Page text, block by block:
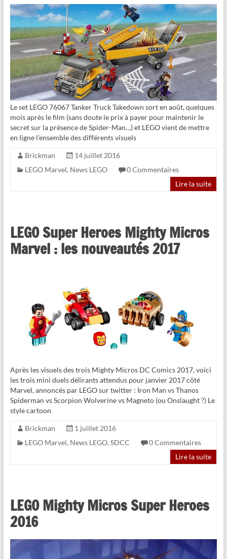
Le set LEGO 76067 Tanker Truck Takedown sort en août, quelques
mois après le film (sans doute le prix à payer pour maintenir le
secret sur la présence de Spider-Man…) et LEGO vient de mettre
en ligne l’ensemble des différents visuels
Brickman
14 juillet 2016
LEGO Marvel, News LEGO
0 Commentaires
Lire la suite
LEGO Super Heroes Mighty Micros
Marvel : les nouveautés 2017
Après les visuels des trois Mighty Micros DC Comics 2017, voici
les trois mini duels délirants attendus pour janvier 2017 côté
Marvel, annoncés par LEGO sur twitter : Iron Man vs Thanos
Spiderman vs Scorpion Wolverine vs Magneto (ou Onslaught ?) Le
style cartoon
Brickman
1 juillet 2016
LEGO Marvel, News LEGO, SDCC
0 Commentaires
Lire la suite
LEGO Mighty Micros Super Heroes
2016